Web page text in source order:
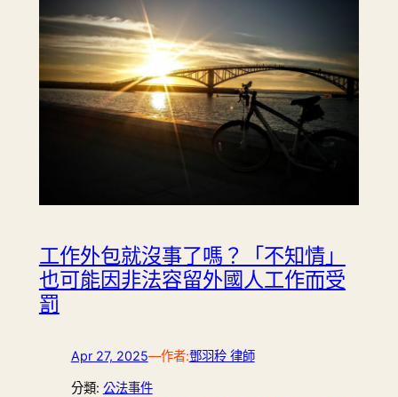
工作外包就沒事了嗎？「不知情」
也可能因非法容留外國人工作而受
罰
Apr 27, 2025—作者:鄧羽秢 律師
分類: 公法事件